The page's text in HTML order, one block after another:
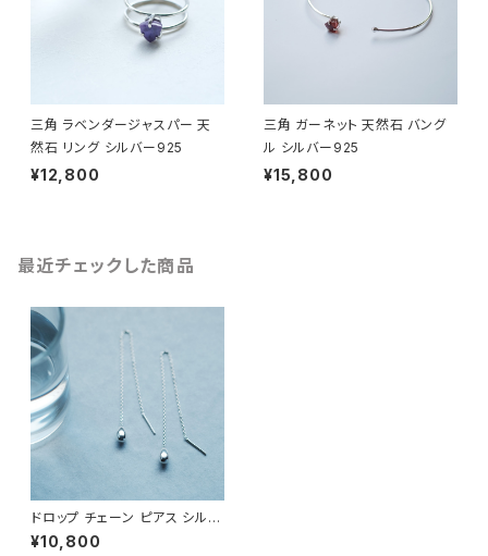
三角 ラベンダージャスパー 天
然石 リング シルバー925
¥12,800
三角 ガーネット 天然石 バング
ル シルバー925
¥15,800
最近チェックした商品
ドロップ チェーン ピアス シルバ
ー925
¥10,800